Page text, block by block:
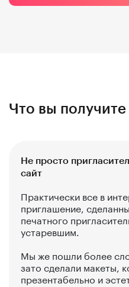
Что вы получите
Не просто
сайт
Практически все в
приглашение,
печатного
устаревшим.
Мы же пошли более
зато сделали макеты,
презентабельно и